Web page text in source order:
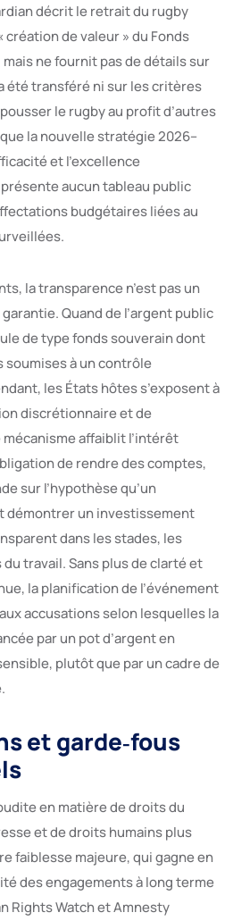
décrit le retrait du rugby
création de valeur » du Fonds
ne fournit pas de détails sur
été transféré ni sur les critères
le rugby au profit d’autres
la nouvelle stratégie 2026–
et l’excellence
aucun tableau public
budgétaires liées au
la transparence n’est pas un
Quand de l’argent public
de type fonds souverain dont
soumises à un contrôle
les États hôtes s’exposent à
discrétionnaire et de
affaiblit l’intérêt
de rendre des comptes,
sur l’hypothèse qu’un
démontrer un investissement
dans les stades, les
travail. Sans plus de clarté et
la planification de l’événement
accusations selon lesquelles la
par un pot d’argent en
plutôt que par un cadre de
et garde‑fous
en matière de droits du
et de droits humains plus
faiblesse majeure, qui gagne en
des engagements à long terme
Rights Watch et Amnesty